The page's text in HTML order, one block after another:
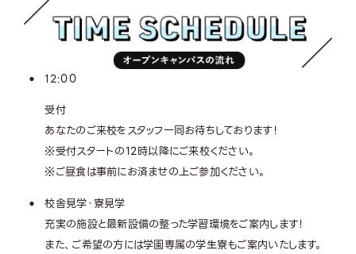
12:00
受付
あなたのご来校をスタッフ一同お待ちしております！
※受付スタートの12時以降にご来校ください。
※ご昼食は事前にお済ませの上ご参加ください。
校舎見学・寮見学
充実の施設と最新設備の整った学習環境をご案内します！
また、ご希望の方には学園専属の学生寮もご案内いたします。